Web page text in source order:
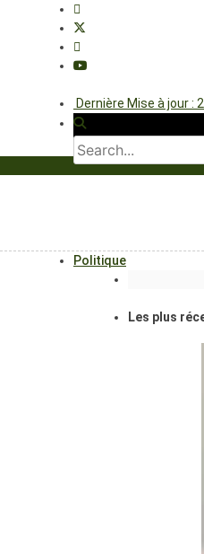
Dernière Mise à jour :
Politique
Les plus